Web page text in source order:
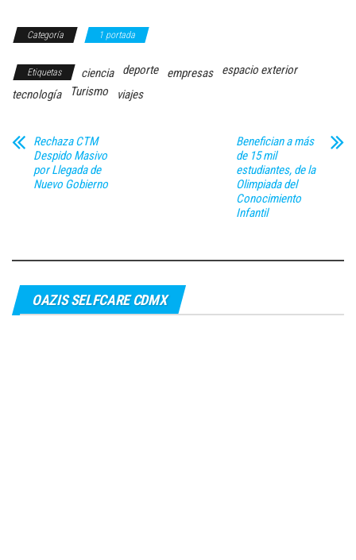
Categoría 1 portada
Etiquetas ciencia deporte empresas
espacio exterior
tecnología
Turismo viajes
Rechaza CTM
Despido Masivo
por Llegada de
Nuevo Gobierno
Benefician a más
de 15 mil
estudiantes, de la
Olimpiada del
Conocimiento
Infantil
OAZIS SELFCARE CDMX